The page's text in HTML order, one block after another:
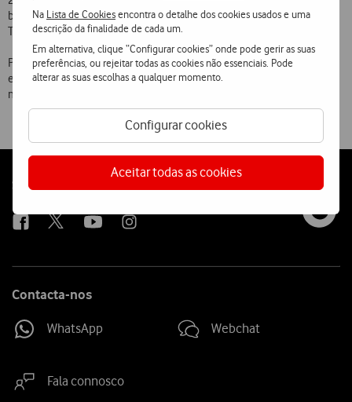
Na Lista de Cookiesencontra o detalhe dos cookies usados e uma
descrição da finalidade de cada um.
Em alternativa, clique “Configurar cookies” onde pode gerir as suas
preferências, ou rejeitar todas as cookies não essenciais. Pode
alterar as suas escolhas a qualquer momento.
Configurar cookies
Aceitar todas as cookies
bombas de gasolina abertas 24 horas (canal 36), informação sobre
Turismo de Habitação (canal 44) e Previsão Meteorológica (canal 40).
Para aceder ao serviço, é apenas necessário dispor de um
equipamento que suporte difusão celular, activar o serviço nos
menus do telefone e seleccionar o canal pretendido.
Follow
Social
Contacta-nos
WhatsApp Webchat
Fala connosco